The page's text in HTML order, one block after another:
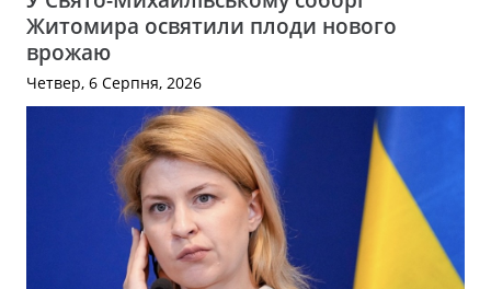
Житомира освятили плоди нового
врожаю
Четвер, 6 Серпня, 2026